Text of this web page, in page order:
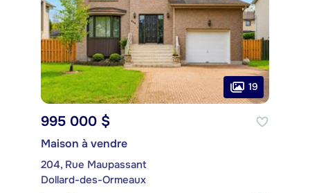
19
995 000 $
Maison à vendre
204, Rue Maupassant
Dollard-des-Ormeaux